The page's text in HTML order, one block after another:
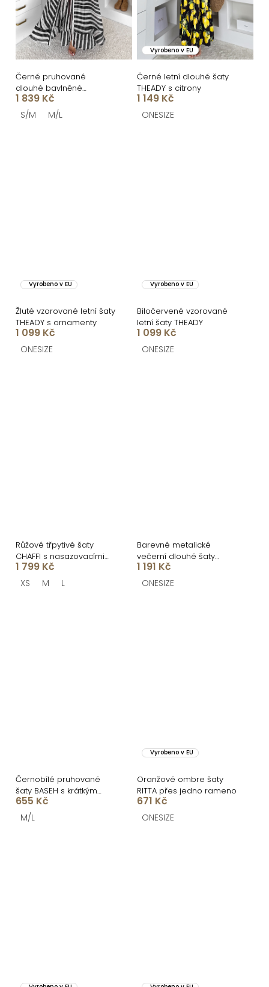
Černé pruhované
dlouhé bavlněné
zavinovací šaty NATURE
1 839 Kč
S/M M/L
Vyrobeno v EU
Černé letní dlouhé šaty
THEADY s citrony
1 149 Kč
ONESIZE
Vyrobeno v EU
Žluté vzorované letní šaty
THEADY s ornamenty
1 099 Kč
ONESIZE
Vyrobeno v EU
Bíločervené vzorované
letní šaty THEADY
1 099 Kč
ONESIZE
Růžové třpytivé šaty
CHAFFI s nasazovacími
ramínky
1 799 Kč
XS M L
Barevné metalické
večerní dlouhé šaty
OLUSKA
1 191 Kč
ONESIZE
Černobílé pruhované
šaty BASEH s krátkým
rukávem
655 Kč
M/L
Vyrobeno v EU
Oranžové ombre šaty
RITTA přes jedno rameno
671 Kč
ONESIZE